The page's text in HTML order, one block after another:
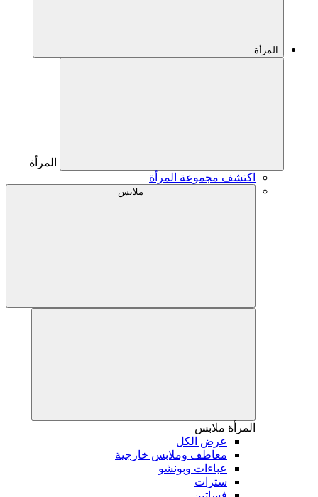
المرأة
المرأة
اكتشف مجموعة المرأة
ملابس
المرأة ملابس
عرض الكل
معاطف وملابس خارجية
عباءات وبونشو
سترات